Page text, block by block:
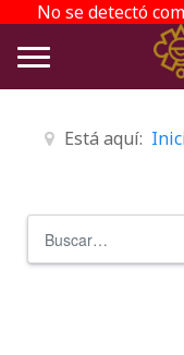
No se detectó
Está aquí: